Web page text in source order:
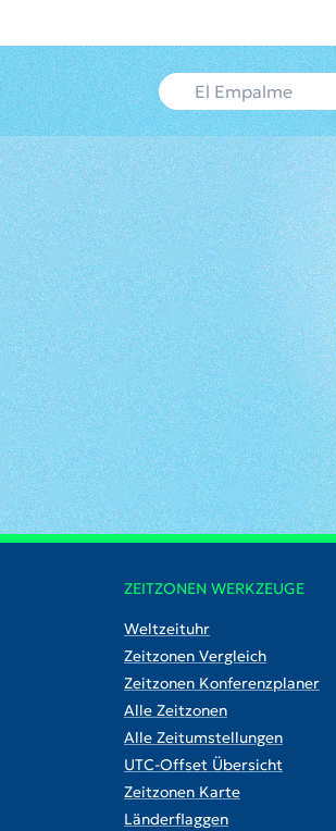
ZEITZONEN WERKZEUGE
Weltzeituhr
Zeitzonen Vergleich
Zeitzonen Konferenzplaner
Alle Zeitzonen
Alle Zeitumstellungen
UTC-Offset Übersicht
Zeitzonen Karte
Länderflaggen